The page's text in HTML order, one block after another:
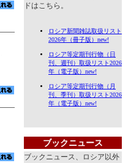
ドはこちら。
ブックニュース
ブックニュース、ロシア以外